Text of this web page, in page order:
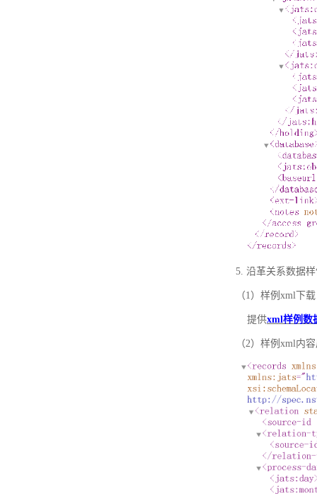
5. 沿革关系数据
（1）样例xml下载
提供xml样例数
（2）样例xml内